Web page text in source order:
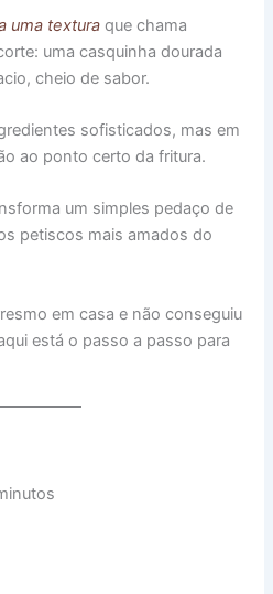
uma textura que chama
uma casquinha dourada
cheio de sabor.
sofisticados, mas em
ao ponto certo da fritura.
um simples pedaço de
petiscos mais amados do
em casa e não conseguiu
está o passo a passo para